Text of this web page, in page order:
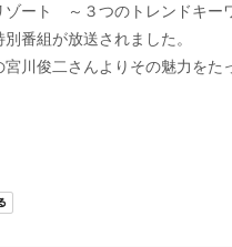
ゾート ～３つのトレンドキー
番組が放送されました。
川俊二さんよりその魅力をた